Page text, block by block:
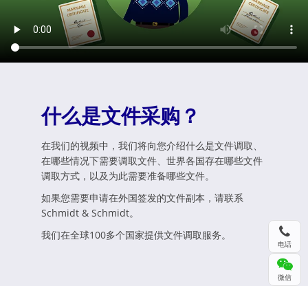
什么是文件采购？
在我们的视频中，我们将向您介绍什么是文件调取、
在哪些情况下需要调取文件、世界各国存在哪些文件
调取方式，以及为此需要准备哪些文件。
如果您需要申请在外国签发的文件副本，请联系
Schmidt & Schmidt。
我们在全球100多个国家提供文件调取服务。
电话
微信